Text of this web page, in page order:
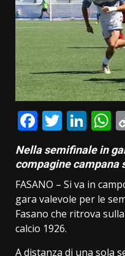
Facebook
Nella semifinale in
compagine campana
FASANO – Si va in
gara valevole per le
Fasano che ritrova
calcio 1926.
A distanza di una sola